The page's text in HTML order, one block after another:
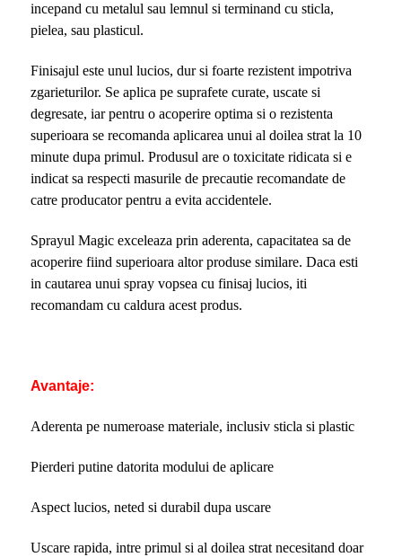
incepand cu metalul sau lemnul si terminand cu sticla,
pielea, sau plasticul.
Finisajul este unul lucios, dur si foarte rezistent impotriva
zgarieturilor. Se aplica pe suprafete curate, uscate si
degresate, iar pentru o acoperire optima si o rezistenta
superioara se recomanda aplicarea unui al doilea strat la 10
minute dupa primul. Produsul are o toxicitate ridicata si e
indicat sa respecti masurile de precautie recomandate de
catre producator pentru a evita accidentele.
Sprayul Magic exceleaza prin aderenta, capacitatea sa de
acoperire fiind superioara altor produse similare. Daca esti
in cautarea unui spray vopsea cu finisaj lucios, iti
recomandam cu caldura acest produs.
Avantaje:
Aderenta pe numeroase materiale, inclusiv sticla si plastic
Pierderi putine datorita modului de aplicare
Aspect lucios, neted si durabil dupa uscare
Uscare rapida, intre primul si al doilea strat necesitand doar